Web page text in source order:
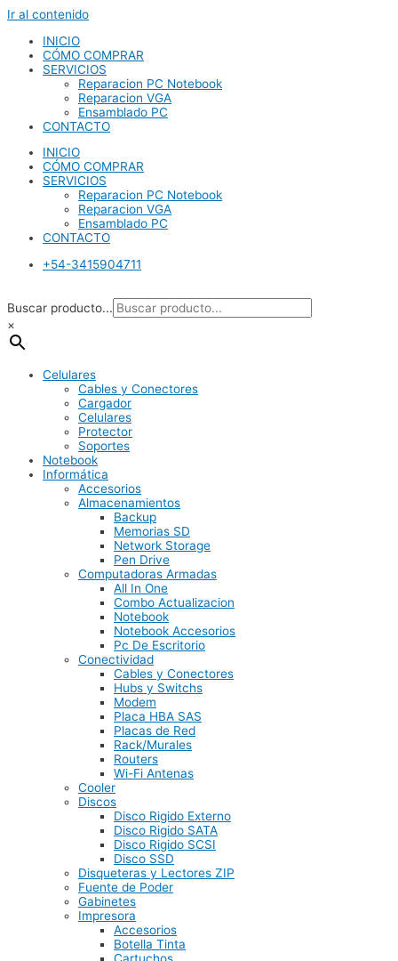
Ir al contenido
INICIO
CÓMO COMPRAR
SERVICIOS
Reparacion PC Notebook
Reparacion VGA
Ensamblado PC
CONTACTO
INICIO
CÓMO COMPRAR
SERVICIOS
Reparacion PC Notebook
Reparacion VGA
Ensamblado PC
CONTACTO
+54-3415904711
Buscar producto...
×
Celulares
Cables y Conectores
Cargador
Celulares
Protector
Soportes
Notebook
Informática
Accesorios
Almacenamientos
Backup
Memorias SD
Network Storage
Pen Drive
Computadoras Armadas
All In One
Combo Actualizacion
Notebook
Notebook Accesorios
Pc De Escritorio
Conectividad
Cables y Conectores
Hubs y Switchs
Modem
Placa HBA SAS
Placas de Red
Rack/Murales
Routers
Wi-Fi Antenas
Cooler
Discos
Disco Rigido Externo
Disco Rigido SATA
Disco Rigido SCSI
Disco SSD
Disqueteras y Lectores ZIP
Fuente de Poder
Gabinetes
Impresora
Accesorios
Botella Tinta